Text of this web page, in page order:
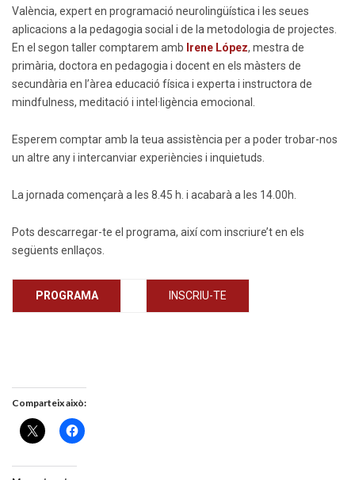
València, expert en programació neurolingüística i les seues
aplicacions a la pedagogia social i de la metodologia de projectes.
En el segon taller comptarem amb Irene López, mestra de
primària, doctora en pedagogia i docent en els màsters de
secundària en l’àrea educació física i experta i instructora de
mindfulness, meditació i intel·ligència emocional.
Esperem comptar amb la teua assistència per a poder trobar-nos
un altre any i intercanviar experiències i inquietuds.
La jornada començarà a les 8.45 h. i acabarà a les 14.00h.
Pots descarregar-te el programa, així com inscriure’t en els
següents enllaços.
PROGRAMA INSCRIU-TE
Comparteix això: